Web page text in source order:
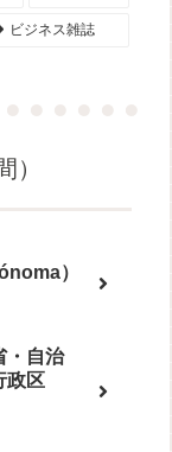
ビジネス雑誌
）
）
・自治
政区